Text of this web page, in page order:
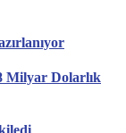
Milyar Dolarlık